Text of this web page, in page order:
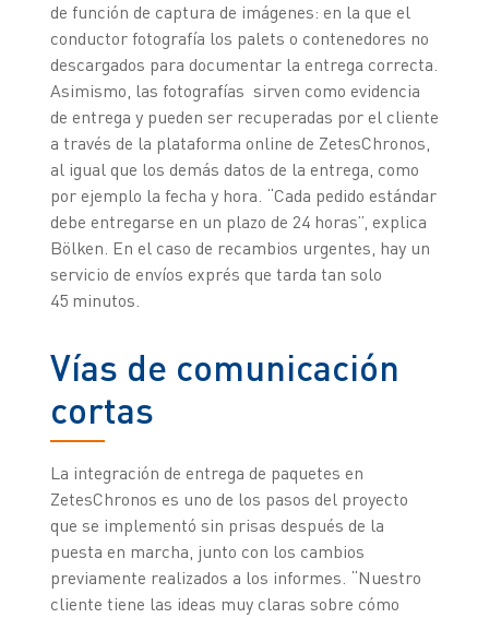
de función de captura de imágenes: en la que el
conductor fotografía los palets o contenedores no
descargados para documentar la entrega correcta.
Asimismo, las fotografías sirven como evidencia
de entrega y pueden ser recuperadas por el cliente
a través de la plataforma online de ZetesChronos,
al igual que los demás datos de la entrega, como
por ejemplo la fecha y hora. “Cada pedido estándar
debe entregarse en un plazo de 24 horas”, explica
Bölken. En el caso de recambios urgentes, hay un
servicio de envíos exprés que tarda tan solo
45 minutos.
Vías de comunicación
cortas
La integración de entrega de paquetes en
ZetesChronos es uno de los pasos del proyecto
que se implementó sin prisas después de la
puesta en marcha, junto con los cambios
previamente realizados a los informes. “Nuestro
cliente tiene las ideas muy claras sobre cómo